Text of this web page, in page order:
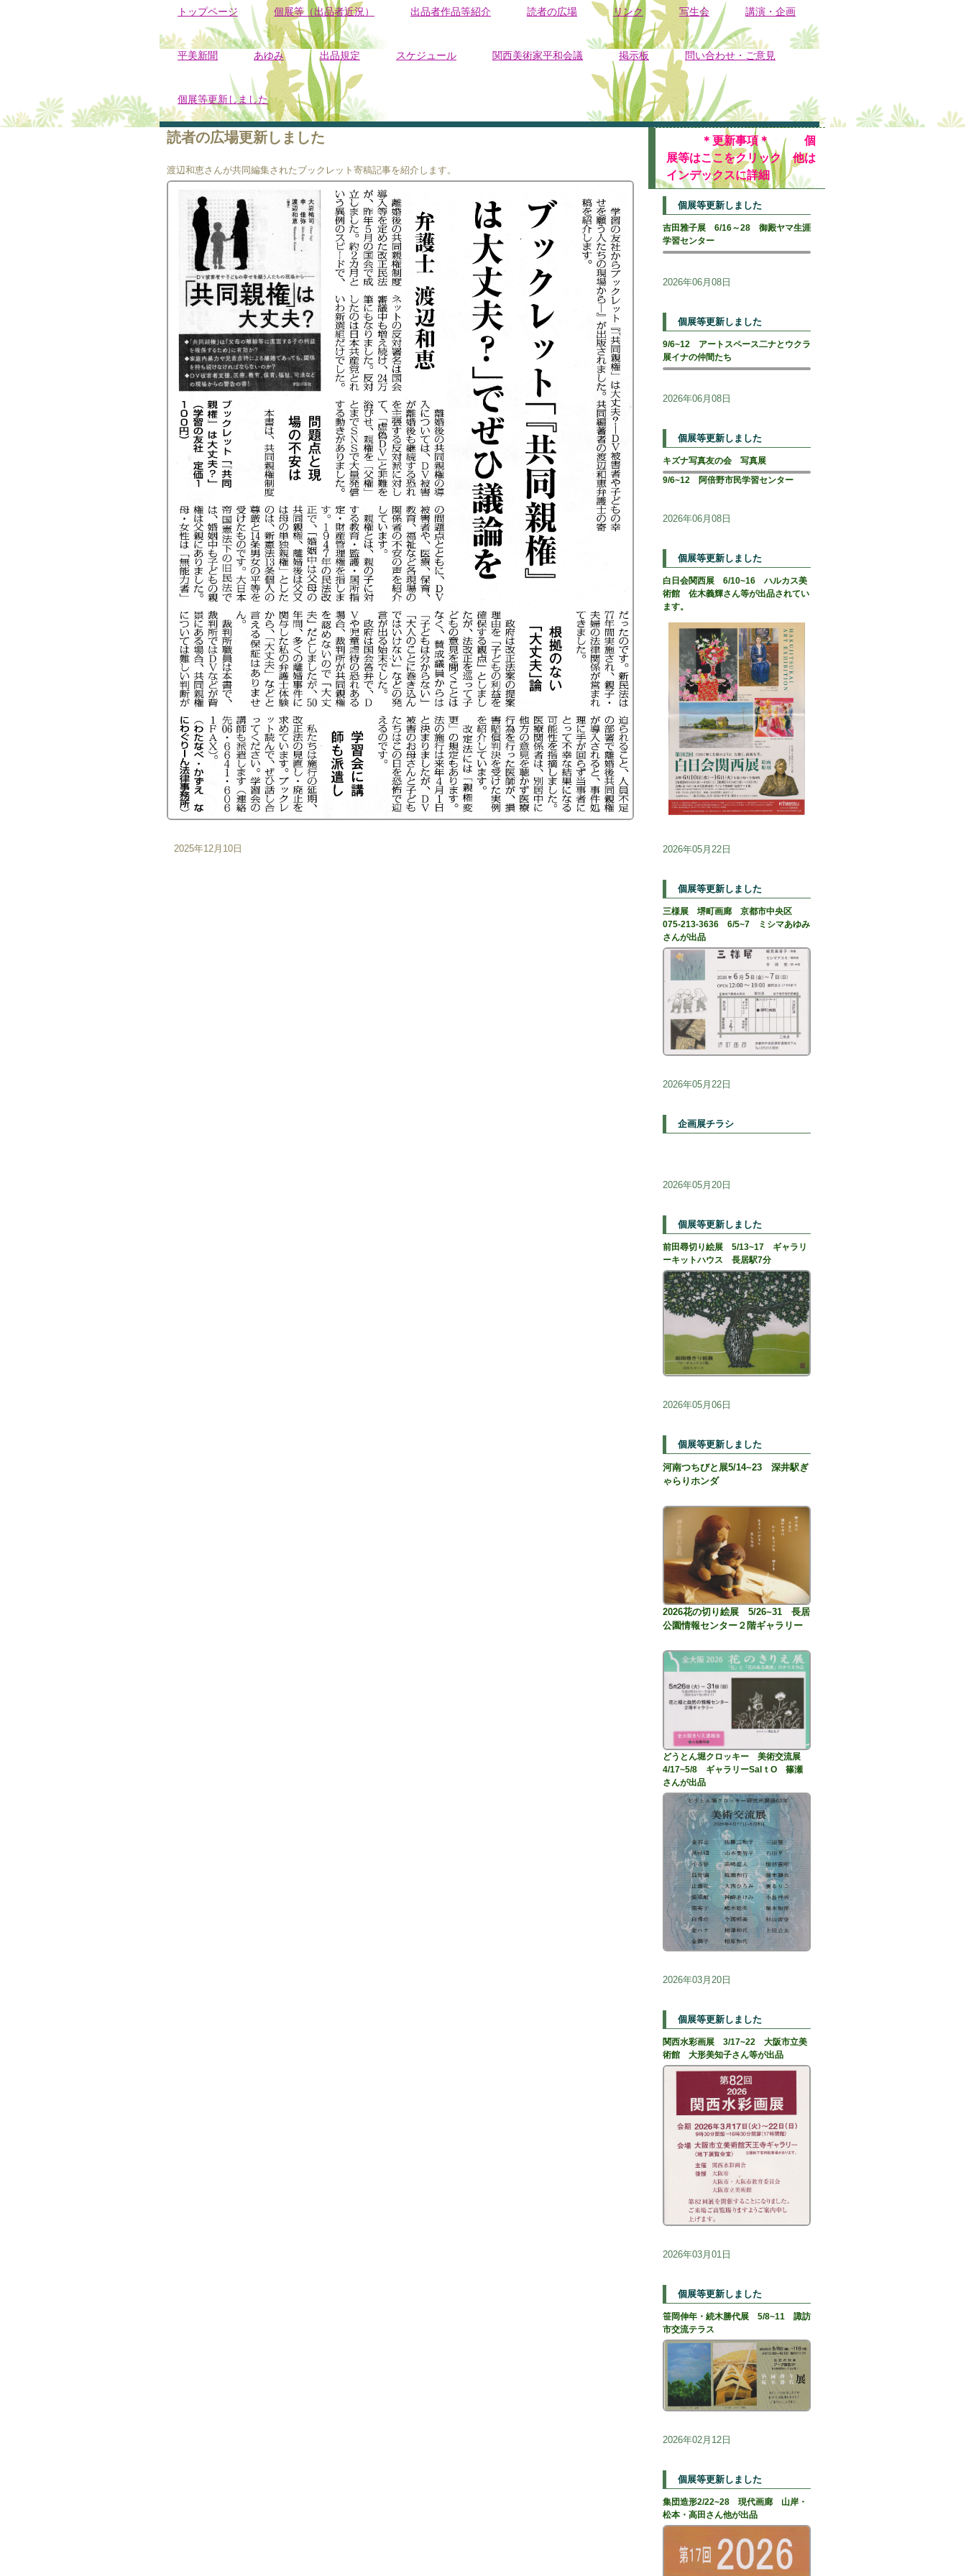
トップページ 個展等（出品者近況） 出品者作品等紹介 読者の広場 リンク 写生会 講演・企画
平美新聞 あゆみ 出品規定 スケジュール 関西美術家平和会議 掲示板 問い合わせ・ご意見
個展等更新しました
読者の広場更新しました
渡辺和恵さんが共同編集されたブックレット寄稿記事を紹介します。
2025年12月10日
＊更新事項＊ 個
展等はここをクリック 他は
インデックスに詳細
個展等更新しました
吉田雅子展 6/16～28 御殿ヤマ生涯
学習センター
2026年06月08日
個展等更新しました
9/6~12 アートスペース二ナとウクラ
展イナの仲間たち
2026年06月08日
個展等更新しました
キズナ写真友の会 写真展
9/6~12 阿倍野市民学習センター
2026年06月08日
個展等更新しました
白日会関西展 6/10~16 ハルカス美
術館 佐木義輝さん等が出品されてい
ます。
2026年05月22日
個展等更新しました
三様展 堺町画廊 京都市中央区
075-213-3636 6/5~7 ミシマあゆみ
さんが出品
2026年05月22日
企画展チラシ
2026年05月20日
個展等更新しました
前田尋切り絵展 5/13~17 ギャラリ
ーキットハウス 長居駅7分
2026年05月06日
個展等更新しました
河南つちびと展5/14~23 深井駅ぎ
ゃらりホンダ
2026花の切り絵展 5/26~31 長居
公園情報センター２階ギャラリー
どうとん堀クロッキー 美術交流展
4/17~5/8 ギャラリーSaIｔO 篠瀬
さんが出品
2026年03月20日
個展等更新しました
関西水彩画展 3/17~22 大阪市立美
術館 大形美知子さん等が出品
2026年03月01日
個展等更新しました
笹岡伸年・続木勝代展 5/8~11 諏訪
市交流テラス
2026年02月12日
個展等更新しました
集団造形2/22~28 現代画廊 山岸・
松本・高田さん他が出品